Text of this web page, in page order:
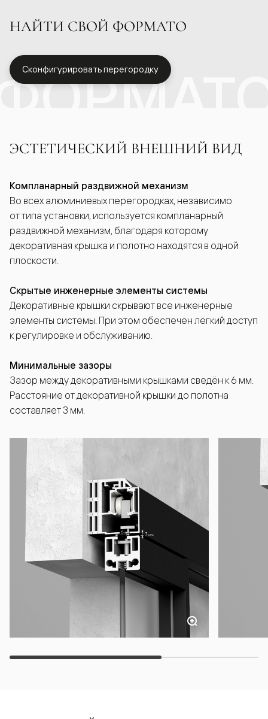
НАЙТИ СВОЙ ФОРМАТО
Сконфигурировать перегородку
ЭСТЕТИЧЕСКИЙ ВНЕШНИЙ ВИД
Компланарный раздвижной механизм
Во всех алюминиевых перегородках, независимо
от типа установки, используется компланарный
раздвижной механизм, благодаря которому
декоративная крышка и полотно находятся в одной
плоскости.
Скрытые инженерные элементы системы
Декоративные крышки скрывают все инженерные
элементы системы. При этом обеспечен лёгкий доступ
к регулировке и обслуживанию.
Минимальные зазоры
Зазор между декоративными крышками сведён к 6 мм.
Расстояние от декоративной крышки до полотна
составляет 3 мм.